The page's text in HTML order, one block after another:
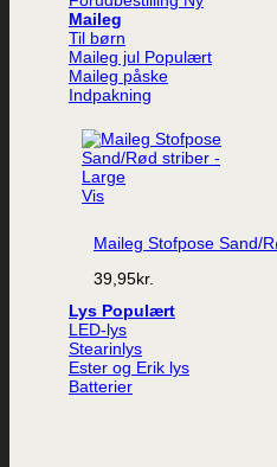
Maileg
Til børn
Maileg jul
Maileg påske
Indpakning
Vis
Maileg Stofpose Sand/
39,95kr.
Lys
LED-lys
Stearinlys
Ester og Erik lys
Batterier